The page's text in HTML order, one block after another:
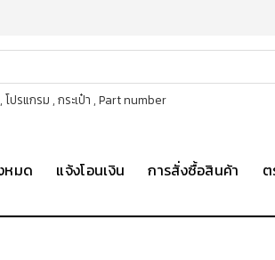
ปรแกรม , กระเป๋า , Part number
หมด แจ้งโอนเงิน การสั่งซื้อสินค้า